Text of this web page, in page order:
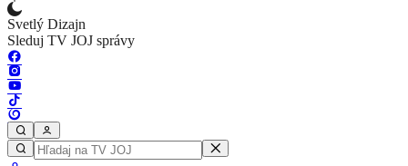
Svetlý Dizajn
Sleduj TV JOJ správy